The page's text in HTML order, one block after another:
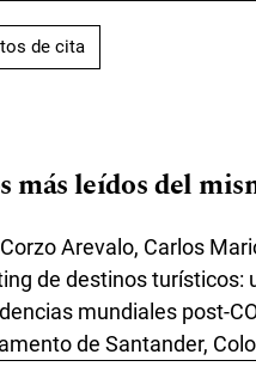
de cita
más leídos del
Arevalo, Carlos
de destinos turísticos:
mundiales post-
de Santander,